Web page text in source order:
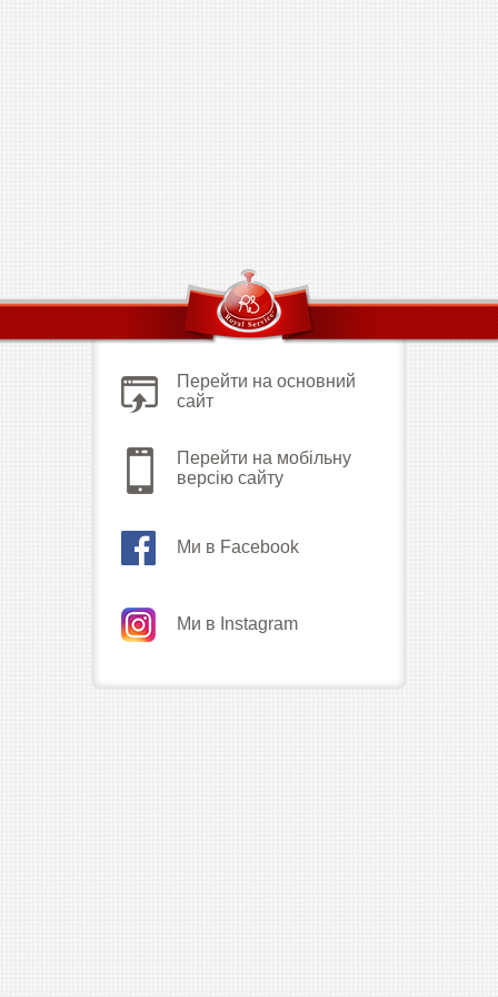
Перейти на основний
сайт
Перейти на мобільну
версію сайту
Ми в Facebook
Ми в Instagram